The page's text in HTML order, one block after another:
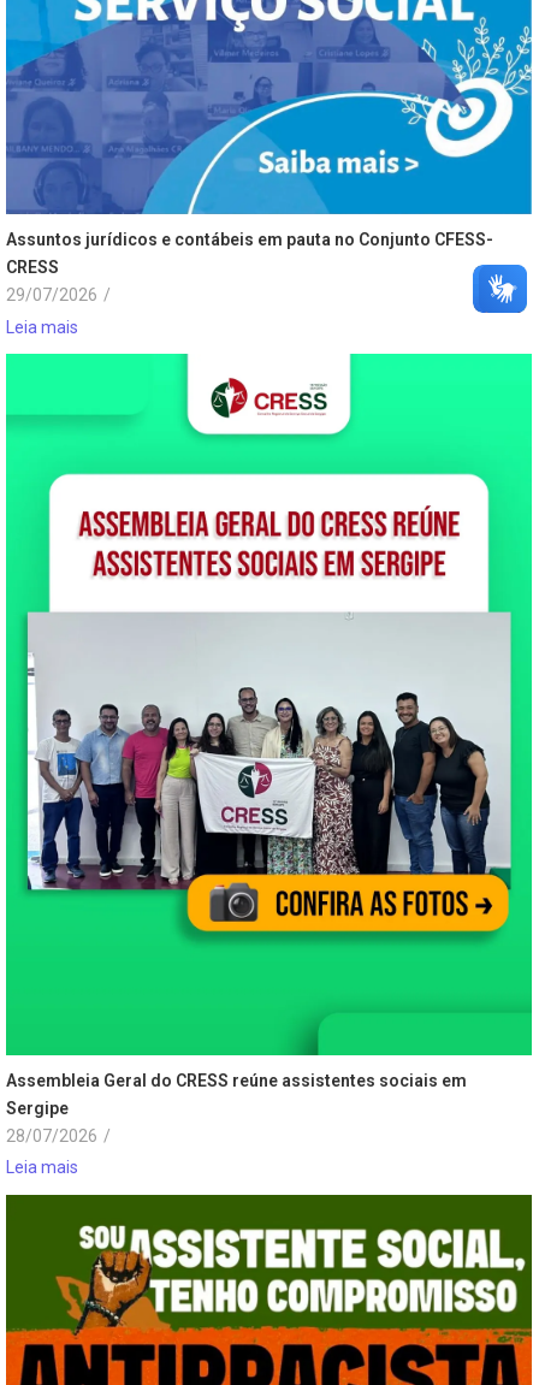
Assuntos jurídicos e contábeis em pauta no Conjunto CFESS-
CRESS
29/07/2026 /
Leia mais
Assembleia Geral do CRESS reúne assistentes sociais em
Sergipe
28/07/2026 /
Leia mais